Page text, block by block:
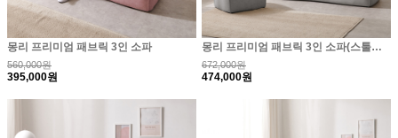
몽리 프리미엄 패브릭 3인 소파
560,000원
395,000원
몽리 프리미엄 패브릭 3인 소파(스툴포함)
672,000원
474,000원